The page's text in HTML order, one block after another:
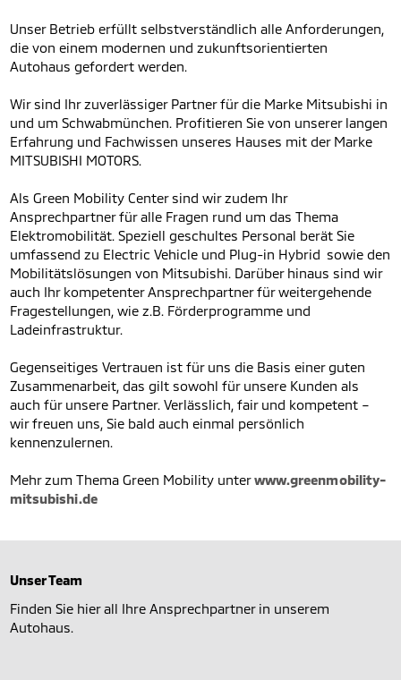
Unser Betrieb erfüllt selbstverständlich alle Anforderungen,
die von einem modernen und zukunftsorientierten
Autohaus gefordert werden.
Wir sind Ihr zuverlässiger Partner für die Marke Mitsubishi in
und um Schwabmünchen. Profitieren Sie von unserer langen
Erfahrung und Fachwissen unseres Hauses mit der Marke
MITSUBISHI MOTORS.
Als Green Mobility Center sind wir zudem Ihr
Ansprechpartner für alle Fragen rund um das Thema
Elektromobilität. Speziell geschultes Personal berät Sie
umfassend zu Electric Vehicle und Plug-in Hybrid sowie den
Mobilitätslösungen von Mitsubishi. Darüber hinaus sind wir
auch Ihr kompetenter Ansprechpartner für weitergehende
Fragestellungen, wie z.B. Förderprogramme und
Ladeinfrastruktur.
Gegenseitiges Vertrauen ist für uns die Basis einer guten
Zusammenarbeit, das gilt sowohl für unsere Kunden als
auch für unsere Partner. Verlässlich, fair und kompetent –
wir freuen uns, Sie bald auch einmal persönlich
kennenzulernen.
Mehr zum Thema Green Mobility unterwww.greenmobility-
mitsubishi.de
Unser Team
Finden Sie hier all Ihre Ansprechpartner in unserem
Autohaus.